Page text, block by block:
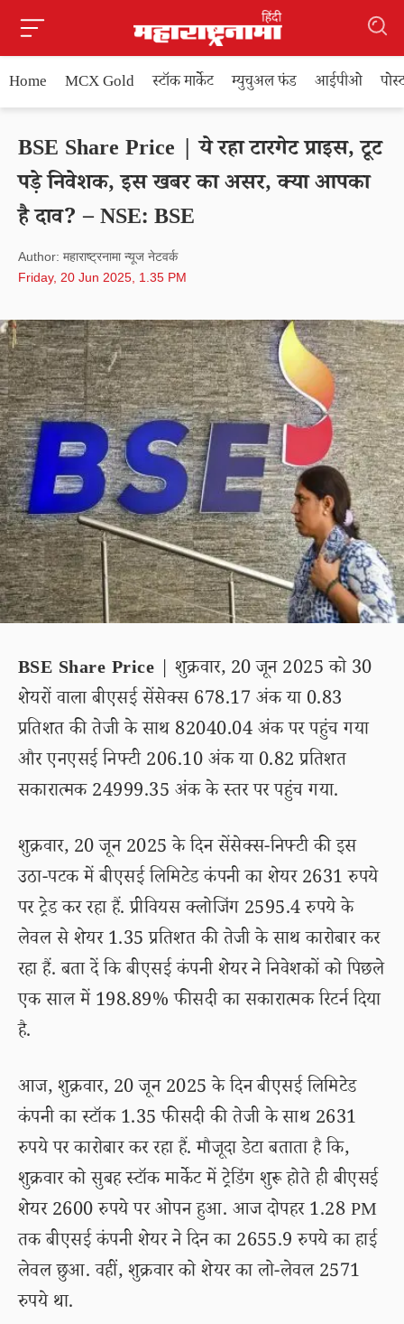
Home MCX Gold स्टॉक मार्केट म्युचुअल फंड आईपीओ
BSE Share Price | ये रहा टारगेट प्राइस, टूट
पड़े निवेशक, इस खबर का असर, क्या आपका
है दाव? – NSE: BSE
Author: महाराष्ट्रनामा न्यूज नेटवर्क
Friday, 20 Jun 2025, 1.35 PM
BSE Share Price | शुक्रवार, 20 जून 2025 को 30
शेयरों वाला बीएसई सेंसेक्स 678.17 अंक या 0.83
प्रतिशत की तेजी के साथ 82040.04 अंक पर पहुंच गया
और एनएसई निफ्टी 206.10 अंक या 0.82 प्रतिशत
सकारात्मक 24999.35 अंक के स्तर पर पहुंच गया.
शुक्रवार, 20 जून 2025 के दिन सेंसेक्स-निफ्टी की इस
उठा-पटक में बीएसई लिमिटेड कंपनी का शेयर 2631 रुपये
पर ट्रेड कर रहा हैं. प्रीवियस क्लोजिंग 2595.4 रुपये के
लेवल से शेयर 1.35 प्रतिशत की तेजी के साथ कारोबार कर
रहा हैं. बता दें कि बीएसई कंपनी शेयर ने निवेशकों को पिछले
एक साल में 198.89% फीसदी का सकारात्मक रिटर्न दिया
है.
आज, शुक्रवार, 20 जून 2025 के दिन बीएसई लिमिटेड
कंपनी का स्टॉक 1.35 फीसदी की तेजी के साथ 2631
रुपये पर कारोबार कर रहा हैं. मौजूदा डेटा बताता है कि,
शुक्रवार को सुबह स्टॉक मार्केट में ट्रेडिंग शुरू होते ही बीएसई
शेयर 2600 रुपये पर ओपन हुआ. आज दोपहर 1.28 PM
तक बीएसई कंपनी शेयर ने दिन का 2655.9 रुपये का हाई
लेवल छुआ. वहीं, शुक्रवार को शेयर का लो-लेवल 2571
रुपये था.